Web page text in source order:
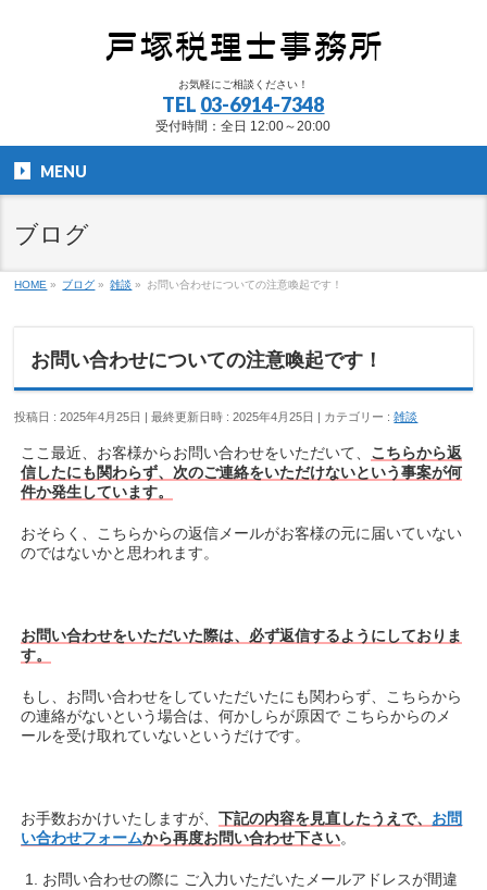
お気軽にご相談ください！
TEL 03-6914-7348
受付時間：全日 12:00～20:00
MENU
ブログ
HOME » ブログ » 雑談 » お問い合わせについての注意喚起です！
お問い合わせについての注意喚起です！
投稿日 : 2025年4月25日 最終更新日時 : 2025年4月25日 カテゴリー :雑談
ここ最近、お客様からお問い合わせをいただいて、 こちらから返
信したにも関わらず、次のご連絡をいただけないという事案が何
件か発生しています。
おそらく、こちらからの返信メールがお客様の元に届いていない
のではないかと思われます。
お問い合わせをいただいた際は、必ず返信するようにしておりま
す。
もし、お問い合わせをしていただいたにも関わらず、こちらから
の連絡がないという場合は、何かしらが原因で こちらからのメ
ールを受け取れていないというだけです。
お手数おかけいたしますが、下記の内容を見直したうえで、 お問
い合わせフォームから再度お問い合わせ下さい。
お問い合わせの際に ご入力いただいたメールアドレスが間違